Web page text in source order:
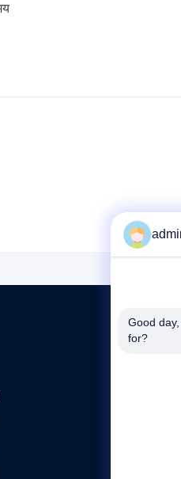
Good
for?